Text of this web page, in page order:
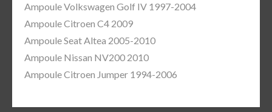
Ampoule Volkswagen Golf IV 1997-2004
Ampoule Citroen C4 2009
Ampoule Seat Altea 2005-2010
Ampoule Nissan NV200 2010
Ampoule Citroen Jumper 1994-2006